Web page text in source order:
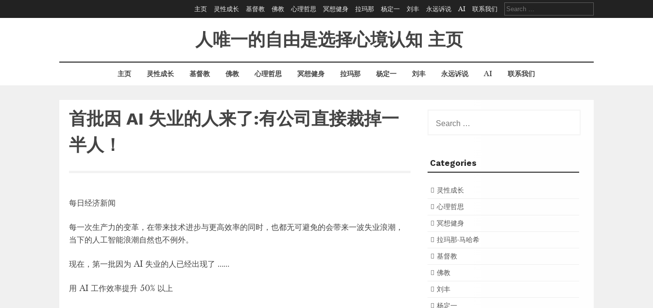
to
主页 灵性成长 基督教 佛教 心理哲思 冥想健身 拉玛那 杨定一 刘丰 永远诉说 AI 联系我们
Search
for:
人唯一的自由是选择心境认知 主页
主页 灵性成长 基督教 佛教 心理哲思 冥想健身 拉玛那 杨定一 刘丰 永远诉说 AI 联系我们
首批因 AI 失业的人来了:有公司直接裁掉一
半人！
每日经济新闻
每一次生产力的变革，在带来技术进步与更高效率的同时，也都无可避免的会带来一波失业浪潮，
当下的人工智能浪潮自然也不例外。
现在，第一批因为 AI 失业的人已经出现了 ……
用 AI 工作效率提升 50% 以上
for:
Categories
灵性成长
心理哲思
冥想健身
拉玛那·马哈希
基督教
佛教
刘丰
杨定一